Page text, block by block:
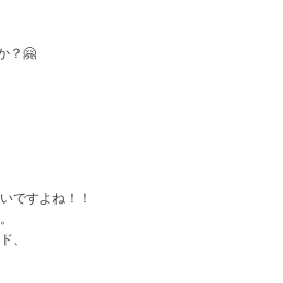
？🤗
ですよね！！
、